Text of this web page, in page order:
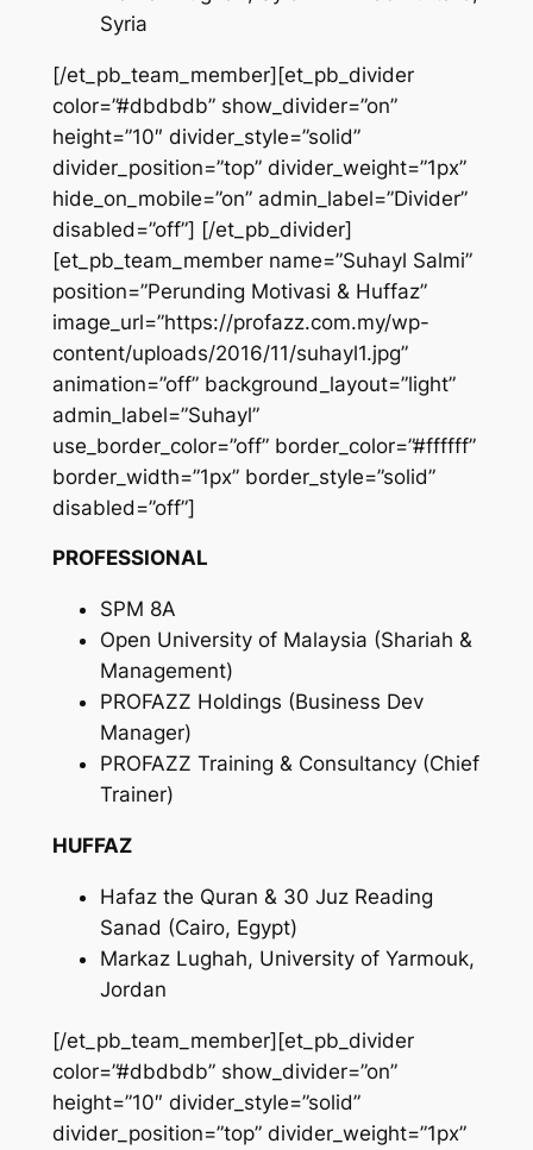
Syria
[/et_pb_team_member][et_pb_divider
color=”#dbdbdb” show_divider=”on”
height=”10″ divider_style=”solid”
divider_position=”top” divider_weight=”1px”
hide_on_mobile=”on” admin_label=”Divider”
disabled=”off”] [/et_pb_divider]
[et_pb_team_member name=”Suhayl Salmi”
position=”Perunding Motivasi & Huffaz”
image_url=”https://profazz.com.my/wp-
content/uploads/2016/11/suhayl1.jpg”
animation=”off” background_layout=”light”
admin_label=”Suhayl”
use_border_color=”off” border_color=”#ffffff”
border_width=”1px” border_style=”solid”
disabled=”off”]
PROFESSIONAL
SPM 8A
Open University of Malaysia (Shariah &
Management)
PROFAZZ Holdings (Business Dev
Manager)
PROFAZZ Training & Consultancy (Chief
Trainer)
HUFFAZ
Hafaz the Quran & 30 Juz Reading
Sanad (Cairo, Egypt)
Markaz Lughah, University of Yarmouk,
Jordan
[/et_pb_team_member][et_pb_divider
color=”#dbdbdb” show_divider=”on”
height=”10″ divider_style=”solid”
divider_position=”top” divider_weight=”1px”